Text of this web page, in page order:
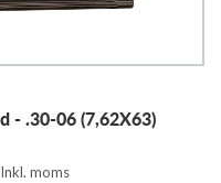
- .30-06 (7,62X63)
Inkl. moms